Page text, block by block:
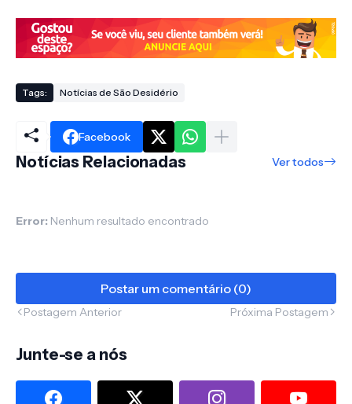
Tags: Notícias de São Desidério
Facebook
Notícias Relacionadas Ver todos
Error: Nenhum resultado encontrado
Postar um comentário (0)
Postagem Anterior Próxima Postagem
Junte-se a nós